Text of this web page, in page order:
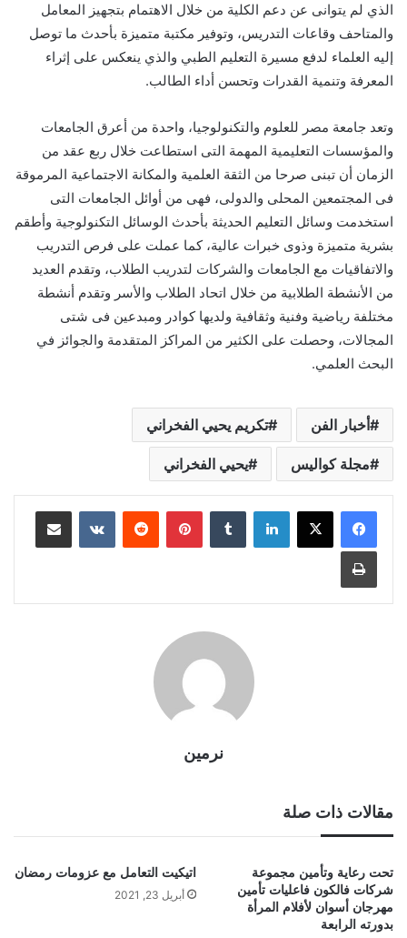
الذي لم يتوانى عن دعم الكلية من خلال الاهتمام بتجهيز المعامل
والمتاحف وقاعات التدريس، وتوفير مكتبة متميزة بأحدث ما توصل
إليه العلماء لدفع مسيرة التعليم الطبي والذي ينعكس على إثراء
المعرفة وتنمية القدرات وتحسن أداء الطالب.
وتعد جامعة مصر للعلوم والتكنولوجيا، واحدة من أعرق الجامعات
والمؤسسات التعليمية المهمة التى استطاعت خلال ربع عقد من
الزمان أن تبنى صرحا من الثقة العلمية والمكانة الاجتماعية المرموقة
فى المجتمعين المحلى والدولى، فهى من أوائل الجامعات التى
استخدمت وسائل التعليم الحديثة بأحدث الوسائل التكنولوجية وأطقم
بشرية متميزة وذوى خبرات عالية، كما عملت على فرص التدريب
والاتفاقيات مع الجامعات والشركات لتدريب الطلاب، وتقدم العديد
من الأنشطة الطلابية من خلال اتحاد الطلاب والأسر وتقدم أنشطة
مختلفة رياضية وفنية وثقافية ولديها كوادر ومبدعين فى شتى
المجالات، وحصلت على الكثير من المراكز المتقدمة والجوائز في
البحث العلمي.
أخبار الفن تكريم يحيي الفخراني
مجلة كواليس يحيي الفخراني
لينكدإن بينتيريست مشاركة عبر البريد
طباعة
نرمين
مقالات ذات صلة
تحت رعاية وتأمين مجموعة
شركات فالكون فاعليات تأمين
مهرجان أسوان لأفلام المرأة
بدورته الرابعة
اتيكيت التعامل مع عزومات رمضان
أبريل 23, 2021